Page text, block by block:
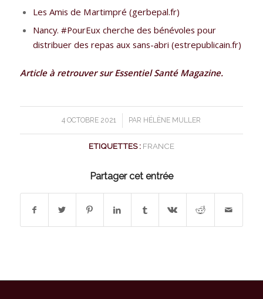
Les Amis de Martimpré (gerbepal.fr)
Nancy. #PourEux cherche des bénévoles pour
distribuer des repas aux sans-abri (estrepublicain.fr)
Article à retrouver sur Essentiel Santé Magazine.
4 OCTOBRE 2021
/ PAR HÉLÈNE MULLER
ETIQUETTES : FRANCE
Partager cet entrée